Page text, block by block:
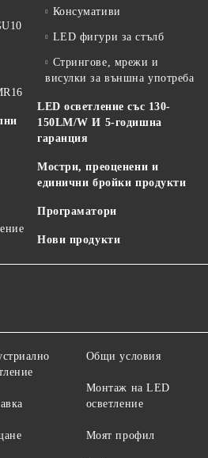
Консумативи
LED фигури за стълб
Стрингове, мрежи и
висулки за външна употреба
LED осветление със 130-
150LM/W И 5-годишна
гаранция
Мостри, преоценени и
единични бройки продукти
Програматори
Нови продукти
Общи условия
Монтаж на LED
осветление
Моят профил